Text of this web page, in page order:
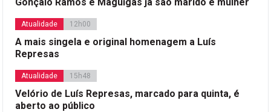
Atualidade 12h00
A mais singela e original homenagem a Luís
Represas
Atualidade 15h48
Velório de Luís Represas, marcado para quinta, é
aberto ao público